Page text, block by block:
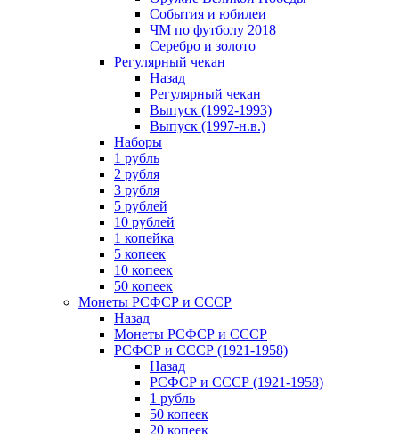
События и юбилеи
ЧМ по футболу 2018
Серебро и золото
Регулярный чекан
Назад
Регулярный чекан
Выпуск (1992-1993)
Выпуск (1997-н.в.)
Наборы
1 рубль
2 рубля
3 рубля
5 рублей
10 рублей
1 копейка
5 копеек
10 копеек
50 копеек
Монеты РСФСР и СССР
Назад
Монеты РСФСР и СССР
РСФСР и СССР (1921-1958)
Назад
РСФСР и СССР (1921-1958)
1 рубль
50 копеек
20 копеек